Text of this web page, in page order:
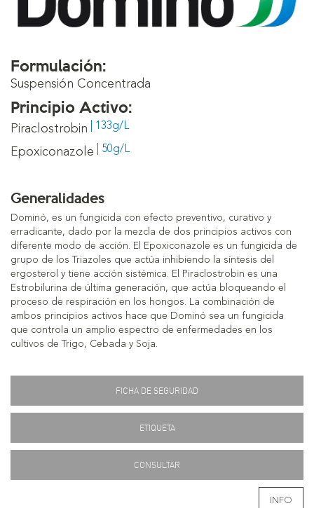
Formulación:
Suspensión Concentrada
Principio Activo:
Piraclostrobin | 133g/L
Epoxiconazole | 50g/L
Generalidades
Dominó, es un fungicida con efecto preventivo, curativo y
erradicante, dado por la mezcla de dos principios activos con
diferente modo de acción. El Epoxiconazole es un fungicida de
grupo de los Triazoles que actúa inhibiendo la síntesis del
ergosterol y tiene acción sistémica. El Piraclostrobin es una
Estrobilurina de última generación, que actúa bloqueando el
proceso de respiración en los hongos. La combinación de
ambos principios activos hace que Dominó sea un fungicida
que controla un amplio espectro de enfermedades en los
cultivos de Trigo, Cebada y Soja.
FICHA DE SEGURIDAD
ETIQUETA
CONSULTAR
INFO